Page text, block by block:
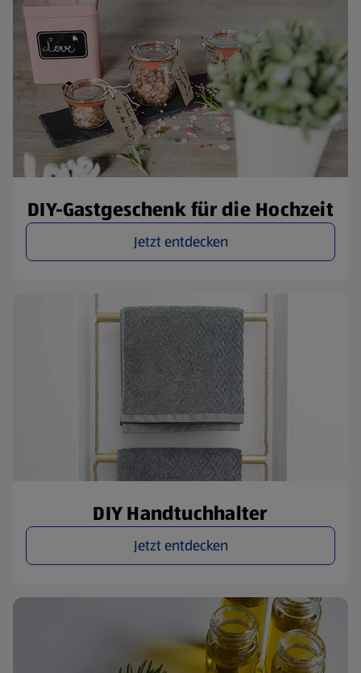
DIY-Gastgeschenk für die Hochzeit
Jetzt entdecken
DIY Handtuchhalter
Jetzt entdecken